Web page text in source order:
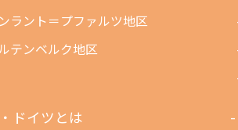
ラント＝プファルツ地区
テンベルク地区
ドイツとは